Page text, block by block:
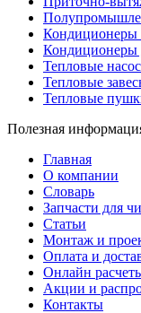
Кондиционеры
Кондиционеры
Тепловые
Тепловые
Тепловые
Полезная
Главная
О компании
Словарь
Запчасти для
Статьи
Монтаж и
Оплата и
Онлайн
Акции и
Контакты